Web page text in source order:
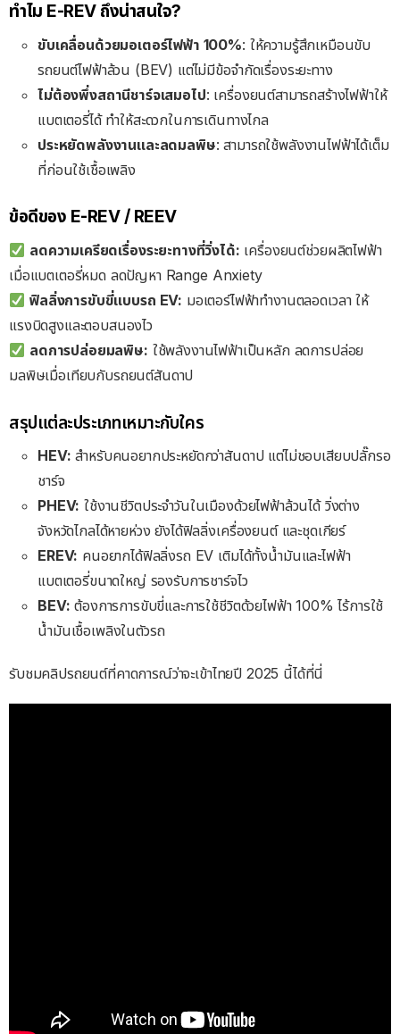
ทำไม E-REV ถึงน่าสนใจ?
ขับเคลื่อนด้วยมอเตอร์ไฟฟ้า 100%: ให้ความรู้สึกเหมือนขับ
รถยนต์ไฟฟ้าล้วน (BEV) แต่ไม่มีข้อจำกัดเรื่องระยะทาง
ไม่ต้องพึ่งสถานีชาร์จเสมอไป: เครื่องยนต์สามารถสร้างไฟฟ้าให้
แบตเตอรี่ได้ ทำให้สะดวกในการเดินทางไกล
ประหยัดพลังงานและลดมลพิษ: สามารถใช้พลังงานไฟฟ้าได้เต็ม
ที่ก่อนใช้เชื้อเพลิง
ข้อดีของ E-REV / REEV
ลดความเครียดเรื่องระยะทางที่วิ่งได้: เครื่องยนต์ช่วยผลิตไฟฟ้า
เมื่อแบตเตอรี่หมด ลดปัญหา Range Anxiety
ฟิลลิ่งการขับขี่แบบรถ EV: มอเตอร์ไฟฟ้าทำงานตลอดเวลา ให้
แรงบิดสูงและตอบสนองไว
ลดการปล่อยมลพิษ: ใช้พลังงานไฟฟ้าเป็นหลัก ลดการปล่อย
มลพิษเมื่อเทียบกับรถยนต์สันดาป
สรุปแต่ละประเภทเหมาะกับใคร
HEV: สำหรับคนอยากประหยัดกว่าสันดาป แต่ไม่ชอบเสียบปลั๊กรอ
ชาร์จ
PHEV: ใช้งานชีวิตประจำวันในเมืองด้วยไฟฟ้าล้วนได้ วิ่งต่าง
จังหวัดไกลได้หายห่วง ยังได้ฟิลลิ่งเครื่องยนต์ และชุดเกียร์
EREV: คนอยากได้ฟิลลิ่งรถ EV เติมได้ทั้งน้ำมันและไฟฟ้า
แบตเตอรี่ขนาดใหญ่ รองรับการชาร์จไว
BEV: ต้องการการขับขี่และการใช้ชีวิตด้วยไฟฟ้า 100% ไร้การใช้
น้ำมันเชื้อเพลิงในตัวรถ
รับชมคลิปรถยนต์ที่คาดการณ์ว่าจะเข้าไทยปี 2025 นี้ได้ที่นี่